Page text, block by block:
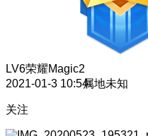
LV6荣耀Magic2
2021-01-3 10:54属地未知
关注